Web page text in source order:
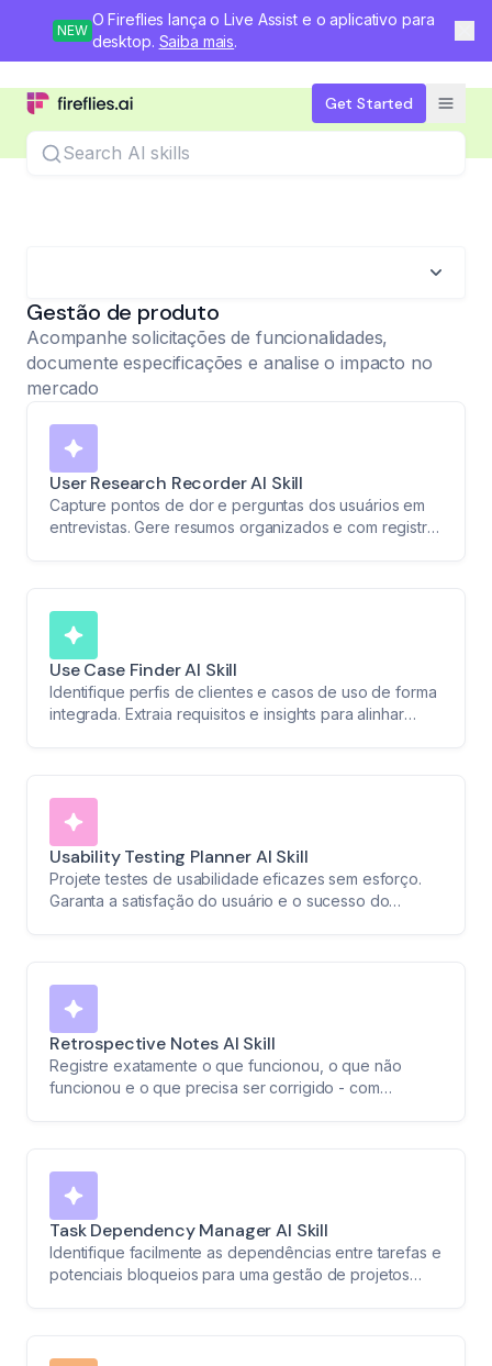
NEW
O Fireflies lança o Live Assist e o aplicativo para
desktop. Saiba mais.
Get Started
Search
Gestão de produto
Acompanhe solicitações de funcionalidades,
documente especificações e analise o impacto no
mercado
User Research Recorder AI Skill
Capture pontos de dor e perguntas dos usuários em
entrevistas. Gere resumos organizados e com registro
Use Case Finder AI Skill
Identifique perfis de clientes e casos de uso de forma
integrada. Extraia requisitos e insights para alinhar
Usability Testing Planner AI Skill
Projete testes de usabilidade eficazes sem esforço.
Garanta a satisfação do usuário e o sucesso do
Retrospective Notes AI Skill
Registre exatamente o que funcionou, o que não
funcionou e o que precisa ser corrigido - com
Task Dependency Manager AI Skill
Identifique facilmente as dependências entre tarefas e
potenciais bloqueios para uma gestão de projetos